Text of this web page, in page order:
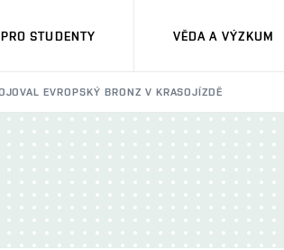
PRO STUDENTY VĚDA A VÝZKUM
EVROPSKÝ BRONZ V KRASOJÍZDĚ